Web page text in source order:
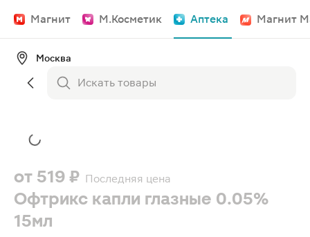
Магнит М.Косметик Аптека Магнит
Москва
от 519 ₽ Последняя цена
Офтрикс капли глазные 0.05%
15мл